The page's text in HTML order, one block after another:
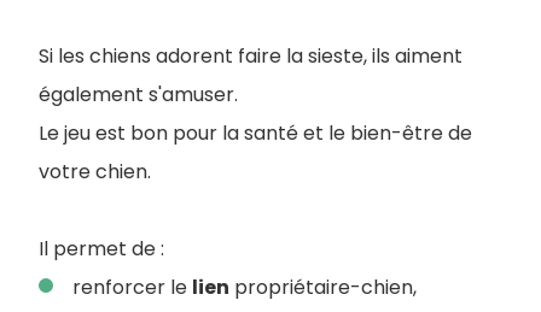
Si les chiens adorent faire la sieste, ils aiment
également s'amuser.
Le jeu est bon pour la santé et le bien-être de
votre chien.
Il permet de :
renforcer le lien propriétaire-chien,